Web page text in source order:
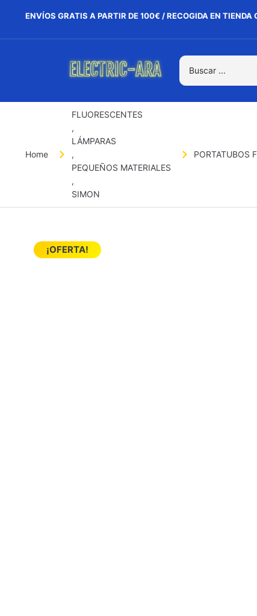
ENVÍOS GRATIS A PARTIR DE 100€ / RECOGIDA EN TIENDA
Home
FLUORESCENTES
,
LÁMPARAS
,
PEQUEÑOS MATERIALES
,
SIMON
PORTATUBOS
¡OFERTA!